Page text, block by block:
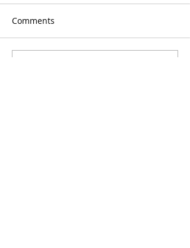
Comments